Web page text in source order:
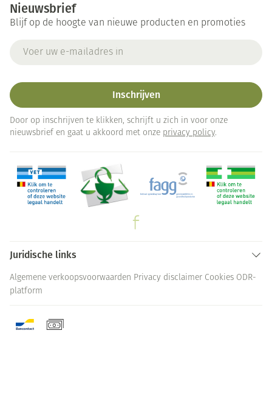
Nieuwsbrief
Blijf op de hoogte van nieuwe producten en promoties
Inschrijven
Door op inschrijven te klikken, schrijft u zich in voor onze
nieuwsbrief en gaat u akkoord met onze privacy policy.
Juridische links
Algemene verkoopsvoorwaarden Privacy disclaimer Cookies ODR-
platform